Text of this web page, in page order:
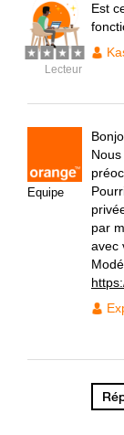
Lecteur
Est
Equipe
par
avec